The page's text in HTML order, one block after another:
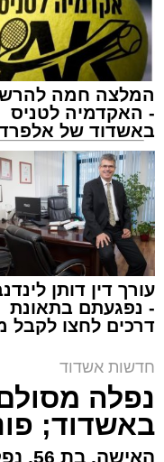
צילום: דוברות איחוד
מערכת האתר / 15:39 07.08.26
תגים:איחוד הצלה,
אירוע דרמטי
שגבר בן
ברובע י"א בעיר,
להפסקת פעילות
המלצה חמה
- האקדמיה לטניס
באשדוד של
קריאולנסקי -
עורך דין דותן
- נפגעתם בתאונת
דרכים לחצו לקבל
חדשות אשדוד
נפלה
באשדוד;